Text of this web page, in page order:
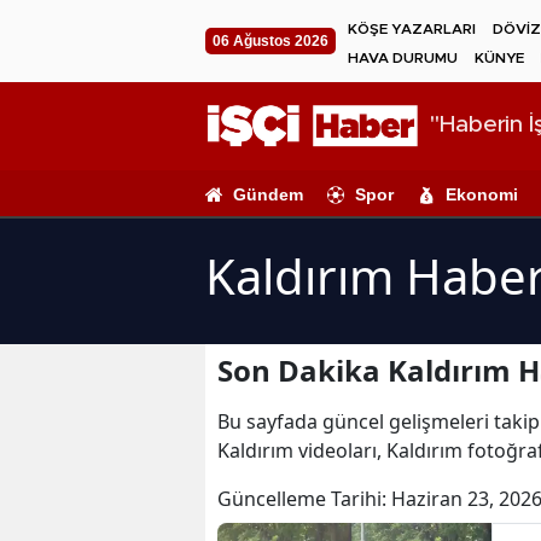
06 Ağustos 2026
KÖŞE YAZARLARI
HAVA DURUMU
KÜNYE
"Haberin
Gündem Spor Ekonomi
Kaldırım
Son Dakika Kaldırım
Bu sayfada güncel gelişmeleri
Kaldırım videoları, Kaldırım
Güncelleme Tarihi: Haziran 23,